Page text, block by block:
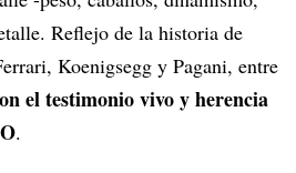
Reflejo de la historia de
Koenigsegg y Pagani, entre
el testimonio vivo y herencia
.